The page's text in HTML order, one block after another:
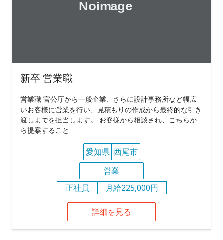
新卒 営業職
営業職 官公庁から一般企業、さらに設計事務所など幅広
いお客様に営業を行い、見積もりの作成から最終的な引き
渡しまでを担当します。 お客様から相談され、こちらか
ら提案すること
愛知県 西尾市
営業
正社員
月給225,000円
詳細を見る